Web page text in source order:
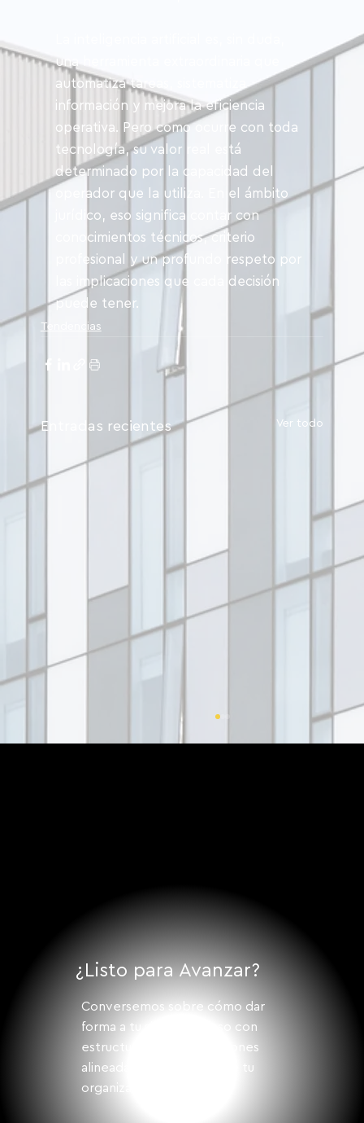
¿Listo para Avanzar?
Conversemos sobre cómo dar
forma a tu siguiente paso con
estructura, visión y soluciones
alineadas a los desafíos de tu
organización.
una herramienta extraordinaria que
automatiza tareas, sistematiza
información y mejora la eficiencia
operativa. Pero como ocurre con toda
tecnología, su valor real está
determinado por la capacidad del
operador que la utiliza. En el ámbito
jurídico, eso significa contar con
conocimientos técnicos, criterio
profesional y un profundo respeto por
las implicaciones que cada decisión
puede tener.
Tendencias
Entradas recientes Ver todo